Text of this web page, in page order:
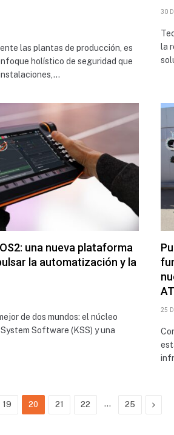
las plantas de producción, es
holístico de seguridad que
30
la
una nueva plataforma
la automatización y la
de dos mundos: el núcleo
Software (KSS) y una
25
19 20 21 22 … 25 Next